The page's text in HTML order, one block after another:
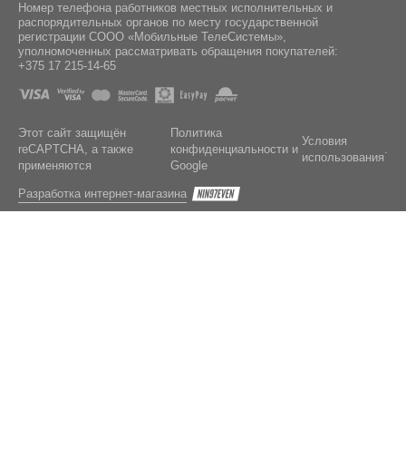
Номер телефона работников местных исполнительных и
распорядительных органов по месту государственной
регистрации СООО «Мобильные ТелеСистемы»,
уполномоченных рассматривать обращения покупателей:
+375 17 215-14-65
Этот сайт защищён
reCAPTCHA, а также
применяются
Политика
конфиденциальности
Google
и
Условия
использования
.
Разработка интернет-магазина